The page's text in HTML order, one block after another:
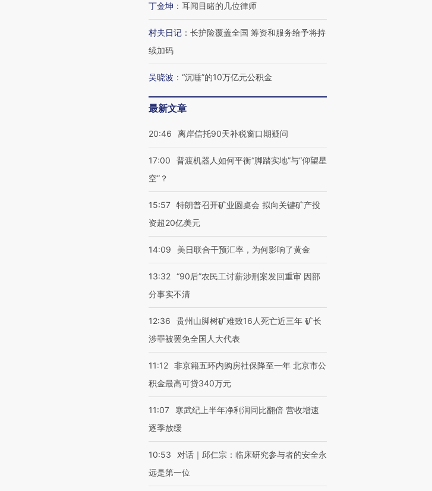
丁金坤 ： 耳闻目睹的几位律师
村夫日记 ： 长护险覆盖全国 筹资和服务给予将持
续加码
吴晓波 ： “沉睡”的10万亿元公积金
最新文章
20:46 离岸信托90天补税窗口期疑问
17:00
普渡机器人如何平衡“脚踏实地”与“仰望星
空”？
15:57 特朗普召开矿业圆桌会 拟向关键矿产投
资超20亿美元
14:09 美日联合干预汇率，为何影响了黄金
13:32 “90后”农民工讨薪涉刑案发回重审 因部
分事实不清
12:36
贵州山脚树矿难致16人死亡近三年 矿长
涉罪被罢免全国人大代表
11:12 非京籍五环内购房社保降至一年 北京市公
积金最高可贷340万元
11:07
寒武纪上半年净利润同比翻倍 营收增速
逐季放缓
10:53
对话｜邱仁宗：临床研究参与者的安全永
远是第一位